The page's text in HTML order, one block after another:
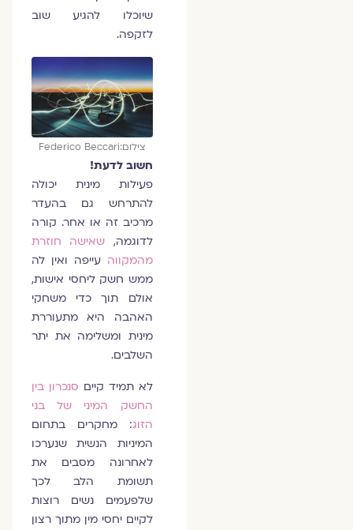
שיוכלו להגיע שוב
לזקפה.
צילום:Federico Beccari
חשוב לדעת!
פעילות מינית יכולה
להתרחש גם בהעדר
מרכיב זה או אחר. קורה
לדוגמה, שאישה חוזרת
מהמקווהעייפה ואין לה
ממש חשק ליחסי אישות,
אולם תוך כדי משחקי
האהבה היא מתעוררת
מינית ומשלימה את יתר
השלבים.
לא תמיד קייםסנכרון בין
החשק המיני של בני
הזוג: מחקרים בתחום
המיניות הנשית שנערכו
לאחרונה מסבים את
תשומת הלב לכך
שלפעמים נשים רוצות
לקיים יחסי מין מתוך רצון